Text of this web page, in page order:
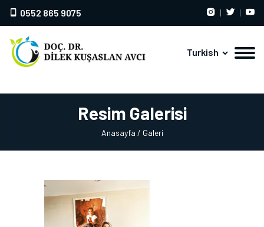
0552 865 9075
Turkish
Resim Galerisi
Anasayfa / Galeri